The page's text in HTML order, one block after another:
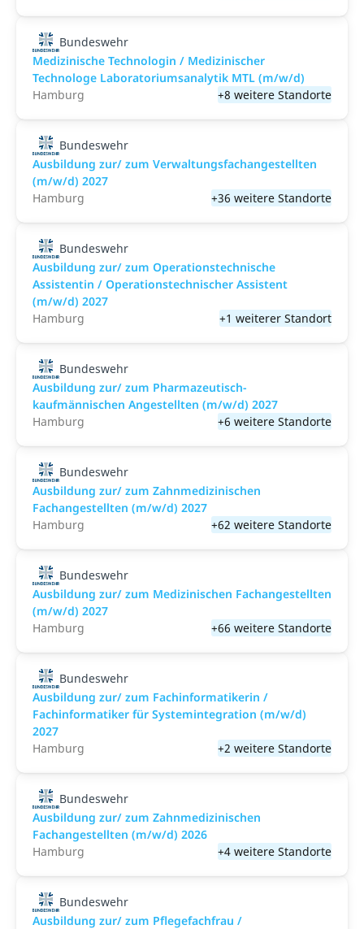
Bundeswehr
Medizinische Technologin / Medizinischer
Technologe Laboratoriumsanalytik MTL (m/w/d)
Hamburg
+8 weitere Standorte
Bundeswehr
Ausbildung zur/ zum Verwaltungsfachangestellten
(m/w/d) 2027
Hamburg
+36 weitere Standorte
Bundeswehr
Ausbildung zur/ zum Operationstechnische
Assistentin / Operationstechnischer Assistent
(m/w/d) 2027
Hamburg
+1 weiterer Standort
Bundeswehr
Ausbildung zur/ zum Pharmazeutisch-
kaufmännischen Angestellten (m/w/d) 2027
Hamburg
+6 weitere Standorte
Bundeswehr
Ausbildung zur/ zum Zahnmedizinischen
Fachangestellten (m/w/d) 2027
Hamburg
+62 weitere Standorte
Bundeswehr
Ausbildung zur/ zum Medizinischen Fachangestellten
(m/w/d) 2027
Hamburg
+66 weitere Standorte
Bundeswehr
Ausbildung zur/ zum Fachinformatikerin /
Fachinformatiker für Systemintegration (m/w/d)
2027
Hamburg
+2 weitere Standorte
Bundeswehr
Ausbildung zur/ zum Zahnmedizinischen
Fachangestellten (m/w/d) 2026
Hamburg
+4 weitere Standorte
Bundeswehr
Ausbildung zur/ zum Pflegefachfrau /